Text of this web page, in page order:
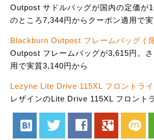
Outpost サドルバッグが国内の定価が
のところ7,344円からクーポン適用で
Blackburn Outpost フレームバッグ (
Outpost フレームバッグが3,615円。
用で実質3,140円から
Lezyne Lite Drive 115XL フロントライ
レザインのLite Drive 115XL フロント
hatenabookmark twitter facebook google mixi